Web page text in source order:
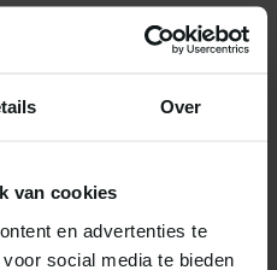
Over
van cookies
en advertenties te
social media te bieden
over dit product..